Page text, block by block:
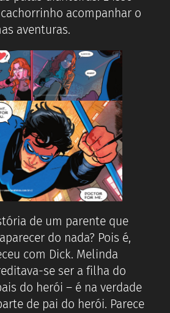
acompanhar o
aventuras.
de um parente que
do nada? Pois é,
com Dick. Melinda
se ser a filha do
do herói – é na verdade
de pai do herói. Parece